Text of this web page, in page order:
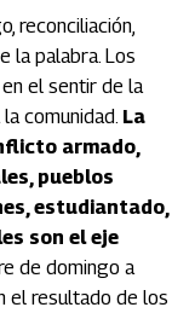
reconciliación,
la palabra. Los
el sentir de la
comunidad. La
armado,
pueblos
estudiantado,
son el eje
de domingo a
el resultado de los